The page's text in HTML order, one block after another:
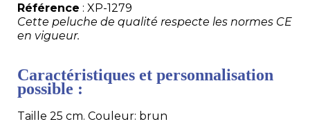
Référence : XP-1279
Cette peluche de qualité respecte les normes CE
en vigueur.
Caractéristiques et personnalisation
possible :
Taille 25 cm. Couleur: brun